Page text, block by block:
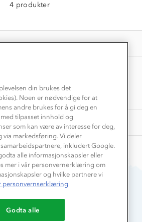
4 produkter
tips her⛰
enkelt med
din brukes det
Noen er nødvendige for at
andre brukes for å gi deg en
tilpasset innhold og
som kan være av interesse for deg,
via markedsføring. Vi deler
inkludert Google.
alle informasjonskapsler eller
mer i vår personvernerklæring om
og hvilke partnere vi
personvernserklæring
Godta alle